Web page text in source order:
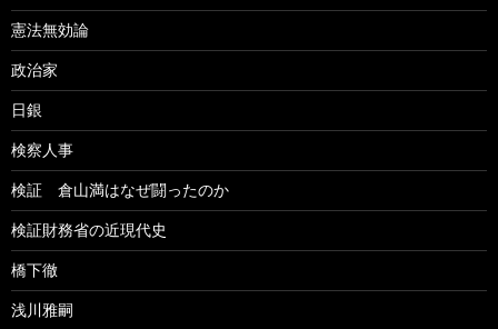
憲法無効論
政治家
日銀
検察人事
検証 倉山満はなぜ闘ったのか
検証財務省の近現代史
橋下徹
浅川雅嗣